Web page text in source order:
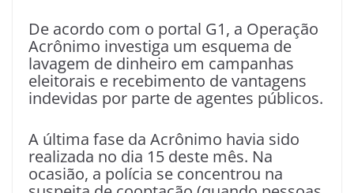
De acordo com o portal G1, a Operação
Acrônimo investiga um esquema de
lavagem de dinheiro em campanhas
eleitorais e recebimento de vantagens
indevidas por parte de agentes públicos.
A última fase da Acrônimo havia sido
realizada no dia 15 deste mês. Na
ocasião, a polícia se concentrou na